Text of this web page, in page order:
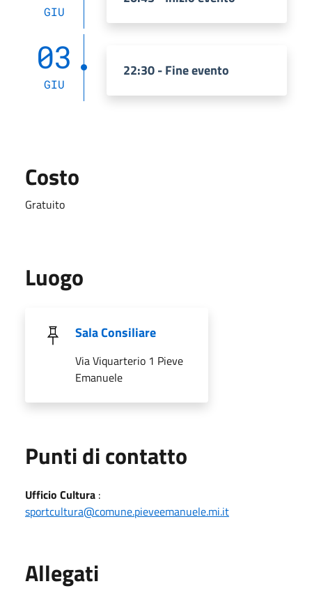
GIU
03
GIU
22:30 - Fine evento
Costo
Gratuito
Luogo
Sala Consiliare
Via Viquarterio 1 Pieve
Emanuele
Punti di contatto
Ufficio Cultura :
sportcultura@comune.pieveemanuele.mi.it
Allegati